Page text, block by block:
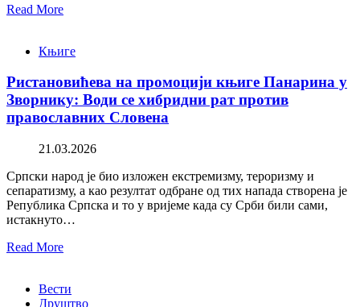
Read More
Књиге
Ристановићева на промоцији књиге Панарина у
Зворнику: Води се хибридни рат против
православних Словена
21.03.2026
Српски народ је био изложен екстремизму, тероризму и
сепаратизму, а као резултат одбране од тих напада створена је
Република Српска и то у вријеме када су Срби били сами,
истакнуто…
Read More
Вести
Друштво